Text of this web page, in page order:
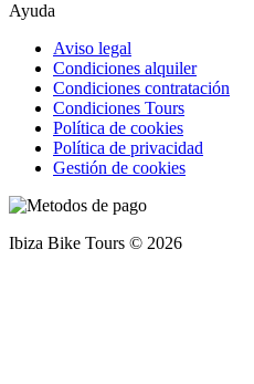
Ayuda
Aviso legal
Condiciones alquiler
Condiciones contratación
Condiciones Tours
Política de cookies
Política de privacidad
Gestión de cookies
Ibiza Bike Tours © 2026